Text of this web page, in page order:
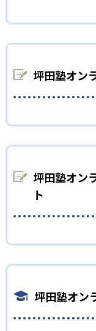
坪田塾は、自宅でイ
には、生徒の学力に
るようになってい
用することもある。
説明する。答えをす
るが、講師がいな
人で勉強できるよ
を身につけられる。
る。タイプに合わせ
人ひとりに合わせ
問題になりづらい。
坪田塾オン
急用の場合でも、当
当講師を変えずに継
る。そして、進度に
ペースで勉強できる
自分のペー
坪田塾は長期にわ
持する仕組みをつく
坪田塾オン
ト
一人ひとり異なる
ュニケーションを取
坪田塾オン